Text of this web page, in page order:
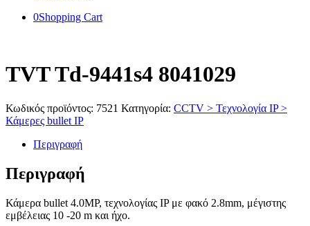
0Shopping Cart
TVT Td-9441s4 8041029
Κωδικός προϊόντος: 7521 Κατηγορία: CCTV > Τεχνολογία IP >
Κάμερες bullet IP
Περιγραφή
Περιγραφή
Κάμερα bullet 4.0MP, τεχνολογίας IP με φακό 2.8mm, μέγιστης
εμβέλειας 10 -20 m και ήχο.